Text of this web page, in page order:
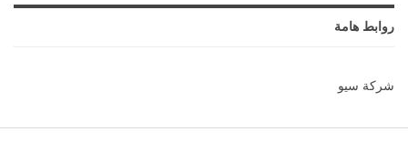
روابط هامة
شركة سيو